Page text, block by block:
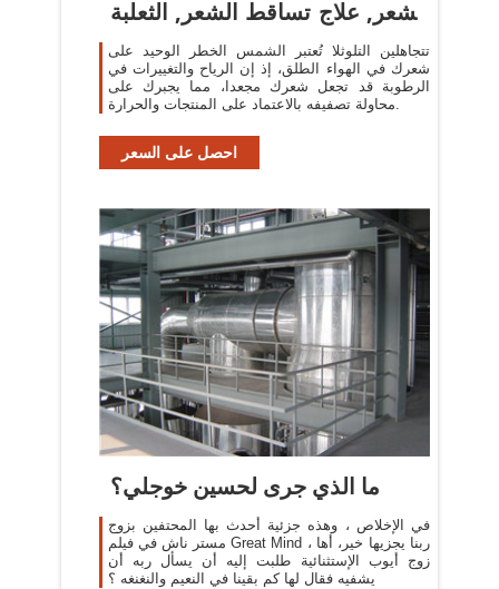
الشعر, علاج تساقط الشعر, الثعلبة
...
تتجاهلين التلوثلا تُعتبر الشمس الخطر الوحيد على
شعرك في الهواء الطلق، إذ إن الرياح والتغييرات في
الرطوبة قد تجعل شعرك مجعدا، مما يجبرك على
محاولة تصفيفه بالاعتماد على المنتجات والحرارة.
احصل على السعر
ما الذي جرى لحسين خوجلي؟
في الإخلاص ، وهذه جزئية أحدث بها المحتفين بزوج
مستر ناش في فيلم Great Mind ربنا يجزيها خير، أها ،
زوج أيوب الإستثنائية طلبت إليه أن يسأل ربه أن
يشفيه فقال لها كم بقينا في النعيم والنغنغه ؟